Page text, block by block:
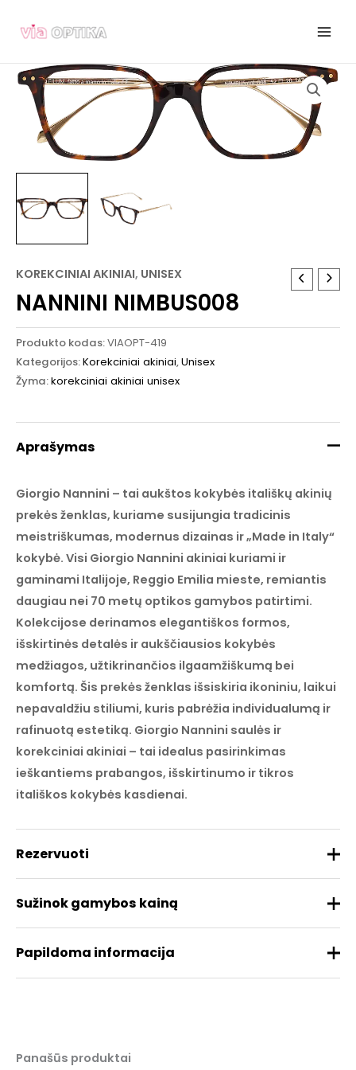
prie
KOREKCINIAI AKINIAI, UNISEX
NANNINI NIMBUS008
Produkto kodas:VIAOPT-419
Kategorijos:Korekciniai akiniai,Unisex
Žyma:korekciniai akiniai unisex
Aprašymas
Giorgio Nannini – tai aukštos kokybės itališkų akinių
prekės ženklas, kuriame susijungia tradicinis
meistriškumas, modernus dizainas ir „Made in Italy“
kokybė. Visi Giorgio Nannini akiniai kuriami ir
gaminami Italijoje, Reggio Emilia mieste, remiantis
daugiau nei 70 metų optikos gamybos patirtimi.
Kolekcijose derinamos elegantiškos formos,
išskirtinės detalės ir aukščiausios kokybės
medžiagos, užtikrinančios ilgaamžiškumą bei
komfortą. Šis prekės ženklas išsiskiria ikoniniu, laikui
nepavaldžiu stiliumi, kuris pabrėžia individualumą ir
rafinuotą estetiką. Giorgio Nannini saulės ir
korekciniai akiniai – tai idealus pasirinkimas
ieškantiems prabangos, išskirtinumo ir tikros
itališkos kokybės kasdienai.
Rezervuoti
REZERVUOTI
Sužinok gamybos kainą
Papildoma informacija
Panašūs produktai